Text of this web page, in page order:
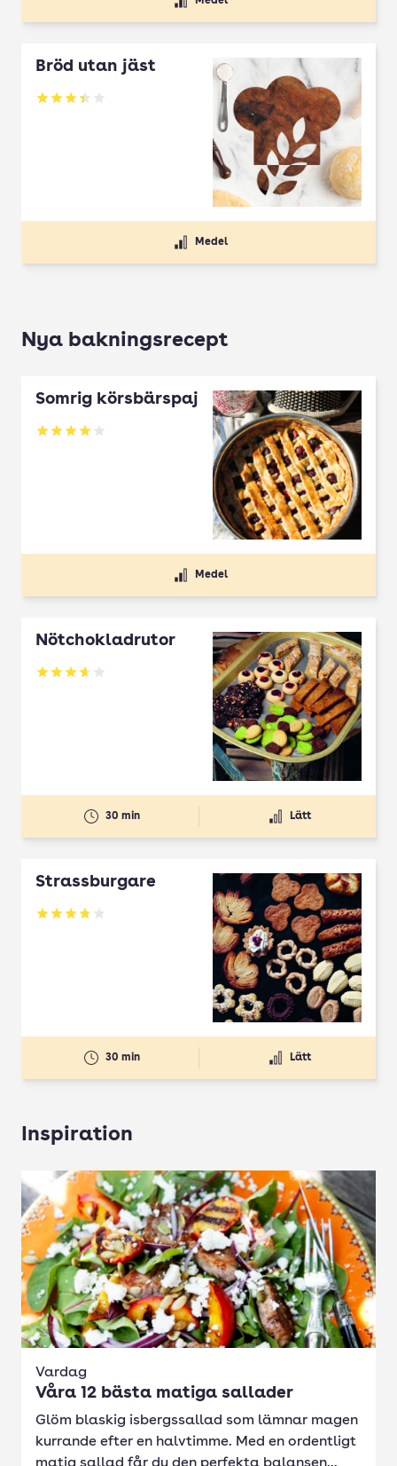
Bröd utan jäst
Betyg: 3.43 av 5
Medel
Nya bakningsrecept
Somrig körsbärspaj
Betyg: 4 av 5
Medel
Nötchokladrutor
Betyg: 3.65 av 5
30 min Lätt
Strassburgare
Betyg: 3.78 av 5
30 min Lätt
Inspiration
Vardag
Våra 12 bästa matiga sallader
Glöm blaskig isbergssallad som lämnar magen
kurrande efter en halvtimme. Med en ordentligt